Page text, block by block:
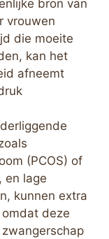
bron van
vrouwen
die moeite
kan het
afneemt
(PCOS) of
en lage
kunnen extra
deze